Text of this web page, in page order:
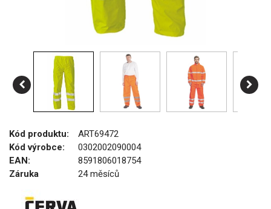
Kód produktu:
ART69472
Kód výrobce:
0302002090004
EAN:
8591806018754
Záruka
24 měsíců